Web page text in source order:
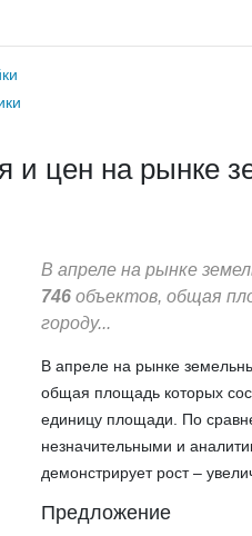
и цен на рынке
В апреле на рынке
746 объектов, общая
городу...
В апреле на рынке
общая площадь которых
единицу площади. По
незначительными и
демонстрирует рост –
Предложение